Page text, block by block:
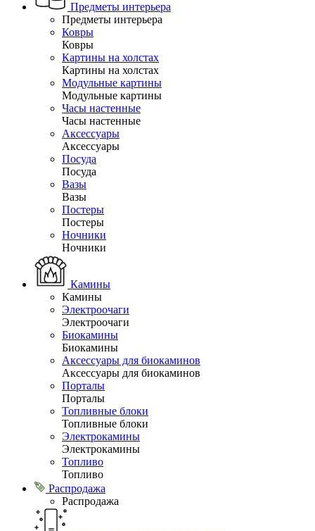
Предметы интерьера
Предметы интерьера
Ковры
Ковры
Картины на холстах
Картины на холстах
Модульные картины
Модульные картины
Часы настенные
Часы настенные
Аксессуары
Аксессуары
Посуда
Посуда
Вазы
Вазы
Постеры
Постеры
Ночники
Ночники
Камины
Камины
Электроочаги
Электроочаги
Биокамины
Биокамины
Аксессуары для биокаминов
Аксессуары для биокаминов
Порталы
Порталы
Топливные блоки
Топливные блоки
Электрокамины
Электрокамины
Топливо
Топливо
Распродажа
Распродажа